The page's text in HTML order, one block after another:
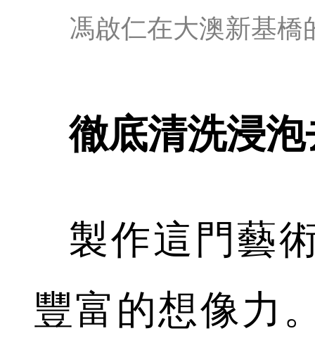
馮啟仁在大澳新基橋
徹底清洗浸
製作這門藝
豐富的想像力